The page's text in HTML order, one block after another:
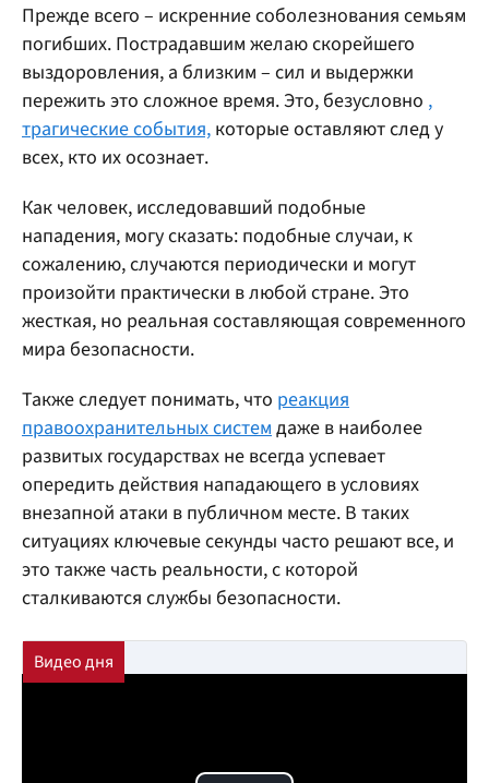
Прежде всего – искренние соболезнования семьям
погибших. Пострадавшим желаю скорейшего
выздоровления, а близким – сил и выдержки
пережить это сложное время. Это, безусловно ,
трагические события, которые оставляют след у
всех, кто их осознает.
Как человек, исследовавший подобные
нападения, могу сказать: подобные случаи, к
сожалению, случаются периодически и могут
произойти практически в любой стране. Это
жесткая, но реальная составляющая современного
мира безопасности.
Также следует понимать, что реакция
правоохранительных систем даже в наиболее
развитых государствах не всегда успевает
опередить действия нападающего в условиях
внезапной атаки в публичном месте. В таких
ситуациях ключевые секунды часто решают все, и
это также часть реальности, с которой
сталкиваются службы безопасности.